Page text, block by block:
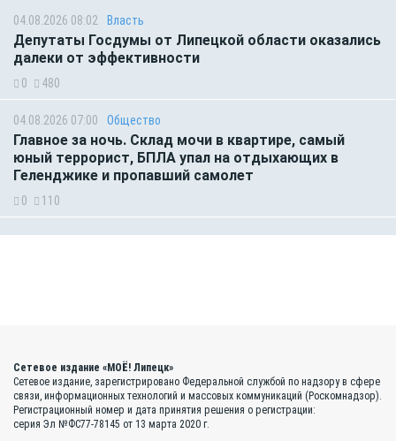
04.08.2026 08:02 Власть
Депутаты Госдумы от Липецкой области оказались
далеки от эффективности
0 480
04.08.2026 07:00 Общество
Главное за ночь. Склад мочи в квартире, самый
юный террорист, БПЛА упал на отдыхающих в
Геленджике и пропавший самолет
0 110
Сетевое издание «МОЁ! Липецк»
Сетевое издание, зарегистрировано Федеральной службой по надзору в сфере
связи, информационных технологий и массовых коммуникаций (Роскомнадзор).
Регистрационный номер и дата принятия решения о регистрации:
серия Эл №ФС77-78145 от 13 марта 2020 г.